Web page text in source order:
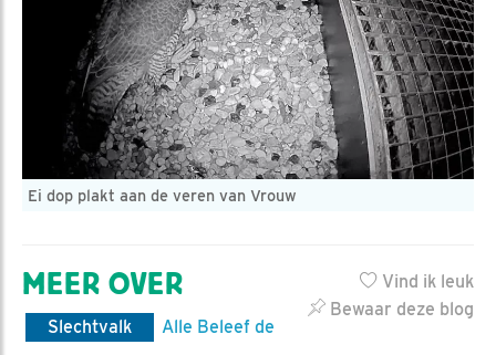
Ei dop plakt aan de veren van Vrouw
Vind ik leuk
Bewaar deze blog
MEER OVER
Slechtvalk
Alle Beleef de